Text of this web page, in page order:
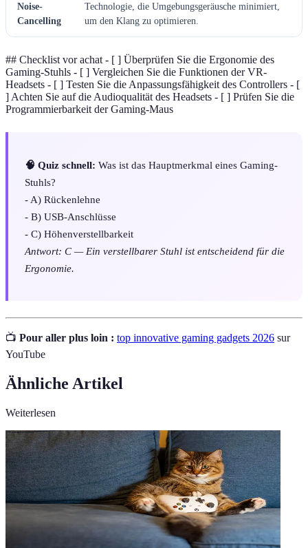
Noise-
Cancelling
Technologie, die Umgebungsgeräusche minimiert,
um den Klang zu optimieren.
## Checklist vor achat - [ ] Überprüfen Sie die Ergonomie des
Gaming-Stuhls - [ ] Vergleichen Sie die Funktionen der VR-
Headsets - [ ] Testen Sie die Anpassungsfähigkeit des Controllers - [
] Achten Sie auf die Audioqualität des Headsets - [ ] Prüfen Sie die
Programmierbarkeit der Gaming-Maus
🧠 Quiz schnell: Was ist das Hauptmerkmal eines Gaming-
Stuhls?
- A) Rückenlehne
- B) USB-Anschlüsse
- C) Höhenverstellbarkeit
Antwort: C — Ein verstellbarer Stuhl ist entscheidend für die
Ergonomie.
📺 Pour aller plus loin : top innovative gaming gadgets 2026 sur
YouTube
Ähnliche Artikel
Weiterlesen